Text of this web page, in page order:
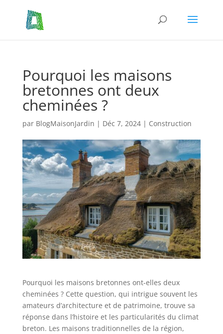
Pourquoi les maisons
bretonnes ont deux
cheminées ?
par BlogMaisonJardin | Déc 7, 2024| Construction
Pourquoi les maisons bretonnes ont-elles deux
cheminées ? Cette question, qui intrigue souvent les
amateurs d’architecture et de patrimoine, trouve sa
réponse dans l’histoire et les particularités du climat
breton. Les maisons traditionnelles de la région,